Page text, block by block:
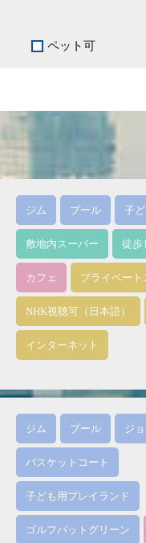
ペット可
ジム プール 子
敷地内スーパー 徒歩
カフェ プライベート
NHK視聴可（日本語）
インターネット
ジム プール ジ
バスケットコート
子ども用プレイランド
ゴルフパットグリーン